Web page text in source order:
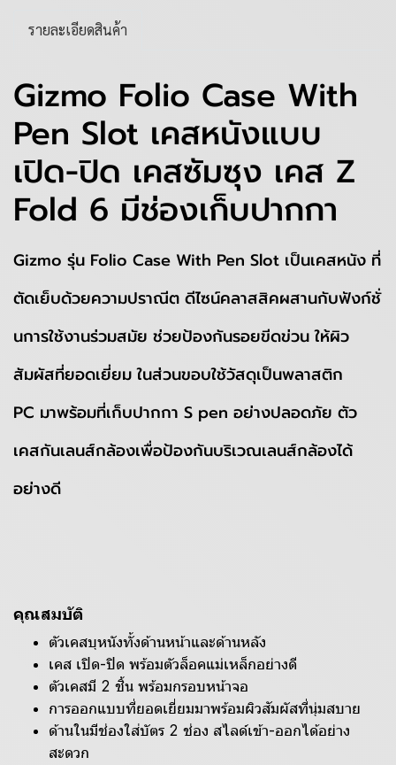
รายละเอียดสินค้า
Gizmo Folio Case With
Pen Slot เคสหนังแบบ
เปิด-ปิด เคสซัมซุง เคส Z
Fold 6 มีช่องเก็บปากกา
Gizmo รุ่น Folio Case With Pen Slot เป็นเคสหนัง ที่
ตัดเย็บด้วยความปราณีต ดีไซน์คลาสสิคผสานกับฟังก์ชั่
นการใช้งานร่วมสมัย ช่วยป้องกันรอยขีดข่วน ให้ผิว
สัมผัสที่ยอดเยี่ยม ในส่วนขอบใช้วัสดุเป็นพลาสติก
PC มาพร้อมที่เก็บปากกา S pen อย่างปลอดภัย ตัว
เคสกันเลนส์กล้องเพื่อป้องกันบริเวณเลนส์กล้องได้
อย่างดี
คุณสมบัติ
ตัวเคสบุหนังทั้งด้านหน้าและด้านหลัง
เคส เปิด-ปิด พร้อมตัวล็อคแม่เหล็กอย่างดี
ตัวเคสมี 2 ชิ้น พร้อมกรอบหน้าจอ
การออกแบบที่ยอดเยี่ยมมาพร้อมผิวสัมผัสที่นุ่มสบาย
ด้านในมีช่องใส่บัตร 2 ช่อง สไลด์เข้า-ออกได้อย่าง
สะดวก